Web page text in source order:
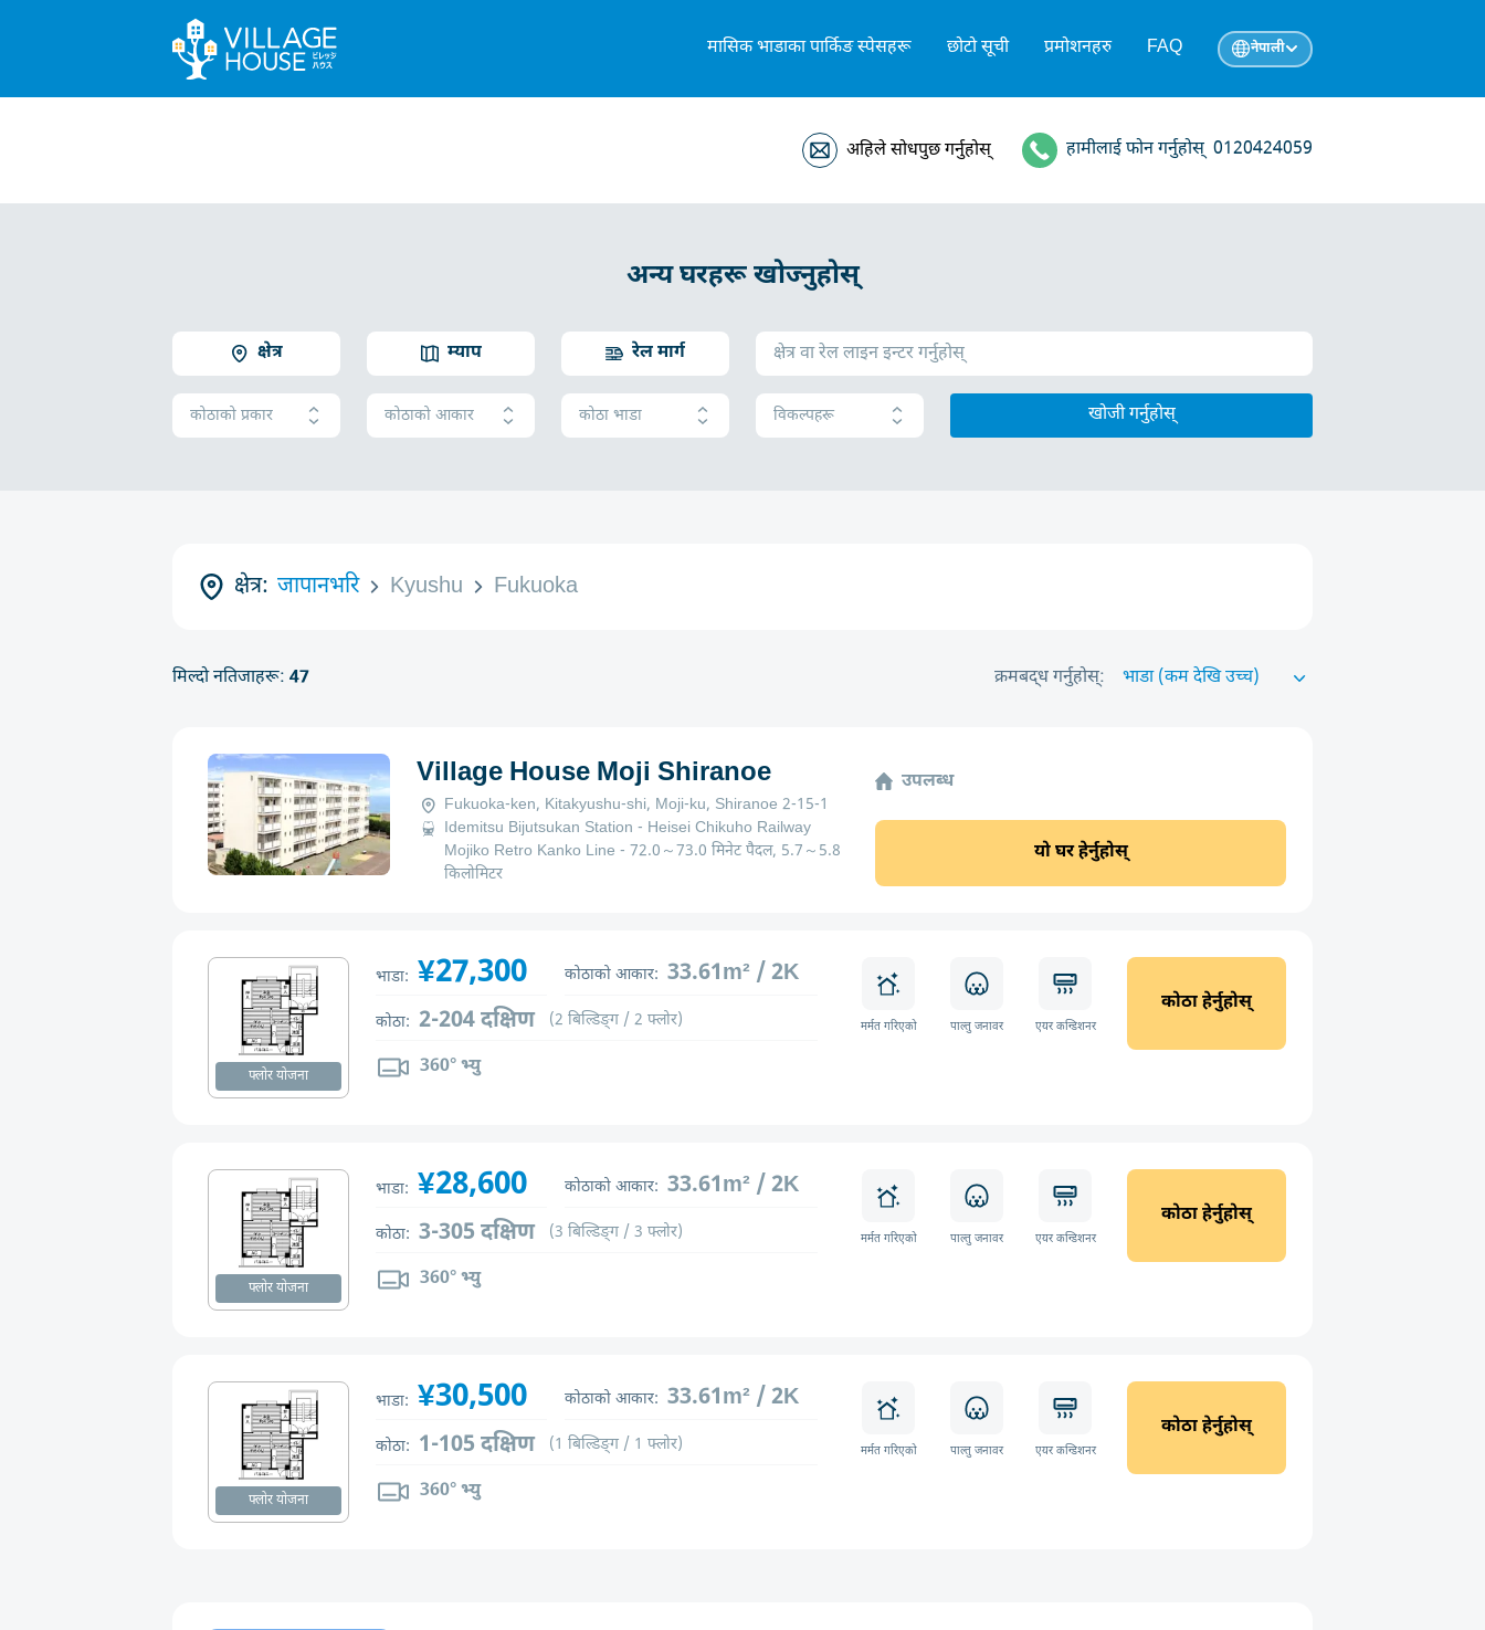
मासिक भाडाका पार्किङ स्पेसहरू छोटो सूची प्रमोशनहरु FAQ नेपाली
अहिले सोधपुछ गर्नुहोस् हामीलाई फोन गर्नुहोस् 0120424059
अन्य घरहरू खोज्नुहोस्
क्षेत्र म्याप रेल मार्ग
कोठाको प्रकार कोठाको आकार कोठा भाडा विकल्पहरू खोजी गर्नुहोस्
क्षेत्र: जापानभरि Kyushu Fukuoka
मिल्दो नतिजाहरू: 47 क्रमबद्ध गर्नुहोस्:
Village House Moji Shiranoe
Fukuoka-ken, Kitakyushu-shi, Moji-ku, Shiranoe 2-15-1
Idemitsu Bijutsukan Station - Heisei Chikuho Railway
Mojiko Retro Kanko Line - 72.0～73.0 मिनेट पैदल, 5.7～5.8
किलोमिटर
उपलब्ध
यो घर हेर्नुहोस्
फ्लोर योजना
भाडा: ¥27,300 कोठाको आकार: 33.61m² / 2K
कोठा: 2-204 दक्षिण (2 बिल्डिङ्ग / 2 फ्लोर)
360° भ्यु
मर्मत गरिएको पाल्तु जनावर एयर कन्डिशनर
कोठा हेर्नुहोस्
फ्लोर योजना
भाडा: ¥28,600 कोठाको आकार: 33.61m² / 2K
कोठा: 3-305 दक्षिण (3 बिल्डिङ्ग / 3 फ्लोर)
360° भ्यु
मर्मत गरिएको पाल्तु जनावर एयर कन्डिशनर
कोठा हेर्नुहोस्
फ्लोर योजना
भाडा: ¥30,500 कोठाको आकार: 33.61m² / 2K
कोठा: 1-105 दक्षिण (1 बिल्डिङ्ग / 1 फ्लोर)
360° भ्यु
मर्मत गरिएको पाल्तु जनावर एयर कन्डिशनर
कोठा हेर्नुहोस्